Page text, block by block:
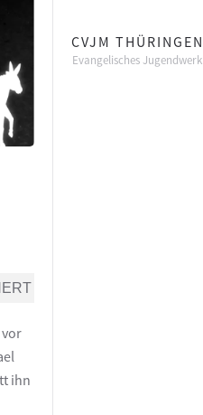
ihn
CVJM THÜRINGEN
Evangelisches Jugendwerk